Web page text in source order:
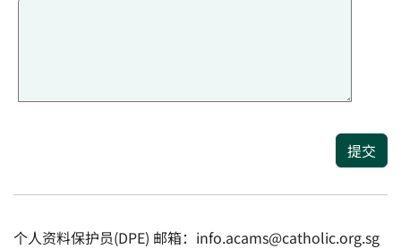
提交
个人资料保护员(DPE) 邮箱：info.acams@catholic.org.sg